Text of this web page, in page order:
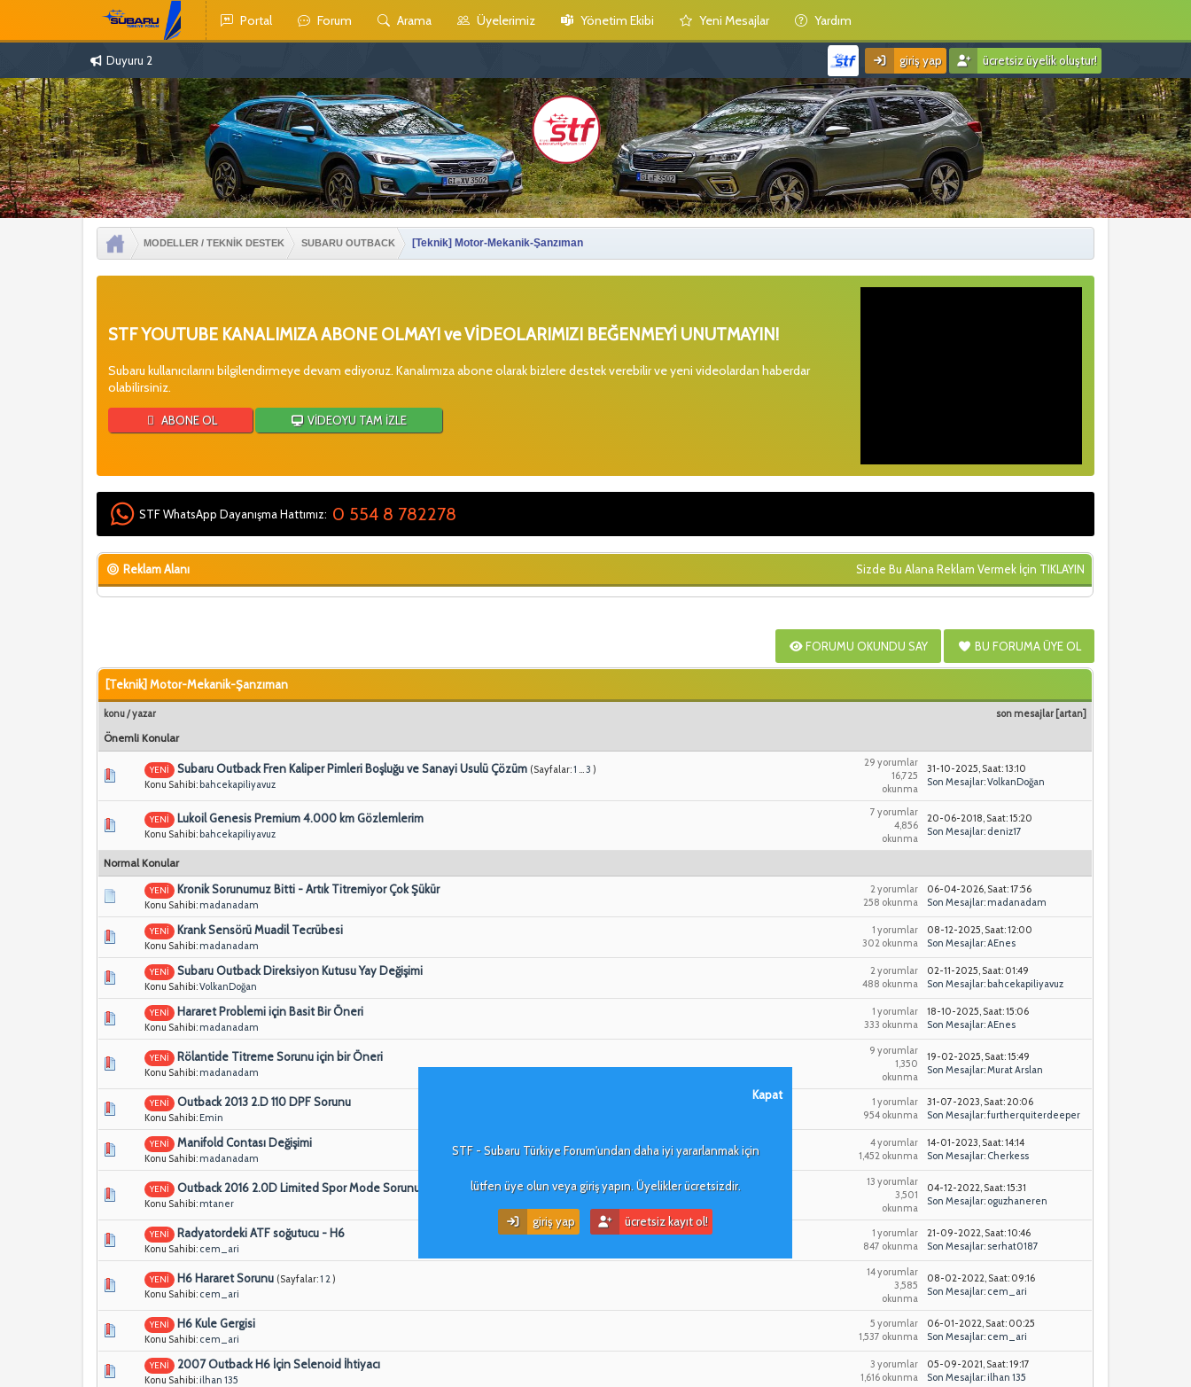
Portal Forum Arama Üyelerimiz Yönetim Ekibi Yeni Mesajlar Yardım
Duyuru 2 giriş yap ücretsiz üyelik oluştur!
Kapat
STF - Subaru Türkiye Forum'undan daha iyi yararlanmak için
lütfen üye olun veya giriş yapın. Üyelikler ücretsizdir.
giriş yap ücretsiz kayıt ol!
MODELLER / TEKNİK DESTEK SUBARU OUTBACK [Teknik] Motor-Mekanik-Şanzıman
STF YOUTUBE KANALIMIZA ABONE OLMAYI ve VİDEOLARIMIZI BEĞENMEYİ UNUTMAYIN!
Subaru kullanıcılarını bilgilendirmeye devam ediyoruz. Kanalımıza abone olarak bizlere destek verebilir ve yeni videolardan haberdar
olabilirsiniz.
ABONE OL VİDEOYU TAM İZLE
STF WhatsApp Dayanışma Hattımız: 0 554 8 782278
Reklam Alanı Sizde Bu Alana Reklam Vermek İçin TIKLAYIN
FORUMU OKUNDU SAY BU FORUMA ÜYE OL
[Teknik] Motor-Mekanik-Şanzıman
konu/yazar son mesajlar [artan]
Önemli Konular
YENİ Subaru Outback Fren Kaliper Pimleri Boşluğu ve Sanayi Usulü Çözüm (Sayfalar:1 ...3 )
Konu Sahibi: bahcekapiliyavuz
29 yorumlar
16,725
okunma
31-10-2025, Saat: 13:10
Son Mesajlar:VolkanDoğan
YENİ Lukoil Genesis Premium 4.000 km Gözlemlerim
Konu Sahibi: bahcekapiliyavuz
7 yorumlar
4,856
okunma
20-06-2018, Saat: 15:20
Son Mesajlar: deniz17
Normal Konular
YENİ Kronik Sorunumuz Bitti - Artık Titremiyor Çok Şükür
Konu Sahibi: madanadam
2 yorumlar
258 okunma
06-04-2026, Saat: 17:56
Son Mesajlar: madanadam
YENİ Krank Sensörü Muadil Tecrübesi
Konu Sahibi: madanadam
1 yorumlar
302 okunma
08-12-2025, Saat: 12:00
Son Mesajlar:AEnes
YENİ Subaru Outback Direksiyon Kutusu Yay Değişimi
Konu Sahibi:VolkanDoğan
2 yorumlar
488 okunma
02-11-2025, Saat: 01:49
Son Mesajlar: bahcekapiliyavuz
YENİ Hararet Problemi için Basit Bir Öneri
Konu Sahibi: madanadam
1 yorumlar
333 okunma
18-10-2025, Saat: 15:06
Son Mesajlar:AEnes
YENİ Rölantide Titreme Sorunu için bir Öneri
Konu Sahibi: madanadam
9 yorumlar
1,350
okunma
19-02-2025, Saat: 15:49
Son Mesajlar:Murat Arslan
YENİ Outback 2013 2.D 110 DPF Sorunu
Konu Sahibi: Emin
1 yorumlar
954 okunma
31-07-2023, Saat: 20:06
Son Mesajlar:furtherquiterdeeper
YENİ Manifold Contası Değişimi
Konu Sahibi: madanadam
4 yorumlar
1,452 okunma
14-01-2023, Saat: 14:14
Son Mesajlar: Cherkess
YENİ Outback 2016 2.0D Limited Spor Mode Sorunu 2)
Konu Sahibi: mtaner
13 yorumlar
3,501
okunma
04-12-2022, Saat: 15:31
Son Mesajlar: oguzhaneren
YENİ Radyatordeki ATF soğutucu - H6
Konu Sahibi: cem_ari
1 yorumlar
847 okunma
21-09-2022, Saat: 10:46
Son Mesajlar: serhat0187
YENİ H6 Hararet Sorunu (Sayfalar:1 2 )
Konu Sahibi: cem_ari
14 yorumlar
3,585
okunma
08-02-2022, Saat: 09:16
Son Mesajlar: cem_ari
YENİ H6 Kule Gergisi
Konu Sahibi: cem_ari
5 yorumlar
1,537 okunma
06-01-2022, Saat: 00:25
Son Mesajlar: cem_ari
YENİ 2007 Outback H6 İçin Selenoid İhtiyacı
Konu Sahibi: ilhan 135
3 yorumlar
1,616 okunma
05-09-2021, Saat: 19:17
Son Mesajlar: ilhan 135